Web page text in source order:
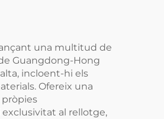
una multitud de
Guangdong-Hong
incloent-hi els
Ofereix una
pròpies
al rellotge,